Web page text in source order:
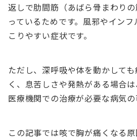
返しで肋間筋（あばら骨まわり
っているためです。風邪やイン
こりやすい症状です。
ただし、深呼吸や体を動かして
く、息苦しさや発熱がある場合
医療機関での治療が必要な病気の
この記事では咳で胸が痛くなる